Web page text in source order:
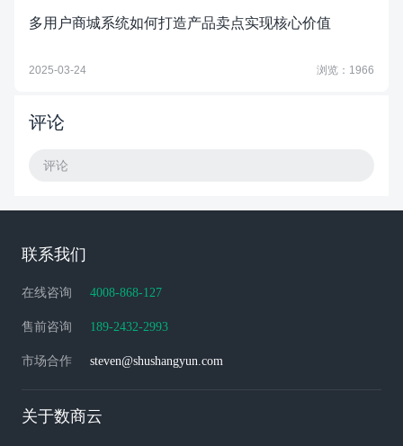
多用户商城系统如何打造产品卖点实现核心价值
2025-03-24 浏览：1966
评论
评论
联系我们
在线咨询 4008-868-127
售前咨询 189-2432-2993
市场合作 steven@shushangyun.com
关于数商云